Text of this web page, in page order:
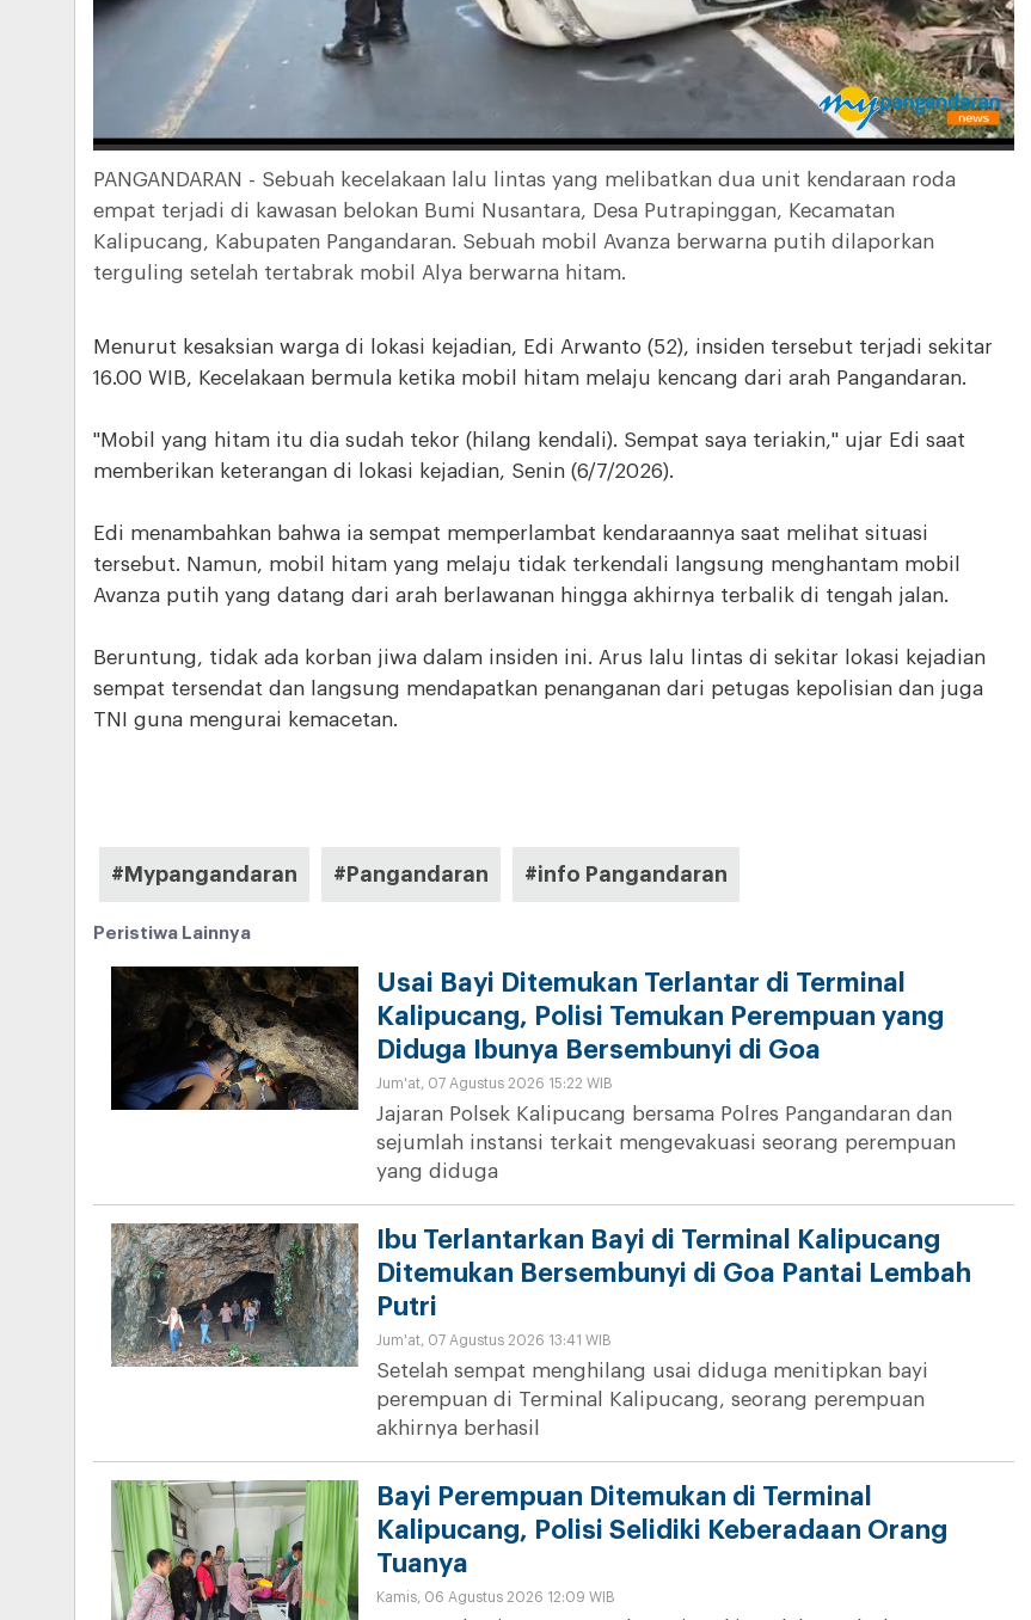
PANGANDARAN - Sebuah kecelakaan lalu lintas yang melibatkan dua unit kendaraan roda
empat terjadi di kawasan belokan Bumi Nusantara, Desa Putrapinggan, Kecamatan
Kalipucang, Kabupaten Pangandaran. Sebuah mobil Avanza berwarna putih dilaporkan
terguling setelah tertabrak mobil Alya berwarna hitam.
Menurut kesaksian warga di lokasi kejadian, Edi Arwanto (52), insiden tersebut terjadi sekitar
16.00 WIB, Kecelakaan bermula ketika mobil hitam melaju kencang dari arah Pangandaran.
"Mobil yang hitam itu dia sudah tekor (hilang kendali). Sempat saya teriakin," ujar Edi saat
memberikan keterangan di lokasi kejadian, Senin (6/7/2026).
Edi menambahkan bahwa ia sempat memperlambat kendaraannya saat melihat situasi
tersebut. Namun, mobil hitam yang melaju tidak terkendali langsung menghantam mobil
Avanza putih yang datang dari arah berlawanan hingga akhirnya terbalik di tengah jalan.
Beruntung, tidak ada korban jiwa dalam insiden ini. Arus lalu lintas di sekitar lokasi kejadian
sempat tersendat dan langsung mendapatkan penanganan dari petugas kepolisian dan juga
TNI guna mengurai kemacetan.
#Mypangandaran #Pangandaran #info Pangandaran
Peristiwa Lainnya
Usai Bayi Ditemukan Terlantar di Terminal
Kalipucang, Polisi Temukan Perempuan yang
Diduga Ibunya Bersembunyi di Goa
Jum'at, 07 Agustus 2026 15:22 WIB
Jajaran Polsek Kalipucang bersama Polres Pangandaran dan
sejumlah instansi terkait mengevakuasi seorang perempuan
yang diduga
Ibu Terlantarkan Bayi di Terminal Kalipucang
Ditemukan Bersembunyi di Goa Pantai Lembah
Putri
Jum'at, 07 Agustus 2026 13:41 WIB
Setelah sempat menghilang usai diduga menitipkan bayi
perempuan di Terminal Kalipucang, seorang perempuan
akhirnya berhasil
Bayi Perempuan Ditemukan di Terminal
Kalipucang, Polisi Selidiki Keberadaan Orang
Tuanya
Kamis, 06 Agustus 2026 12:09 WIB